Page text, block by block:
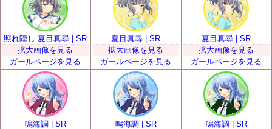
照れ隠し 夏目真尋 | SR
拡大画像を見る
ガールページを見る
夏目真尋 | SR
拡大画像を見る
ガールページを見る
夏目真尋 | SR
拡大画像を見る
ガールページを見る
鳴海調 | SR
鳴海調 | SR
鳴海調 | SR